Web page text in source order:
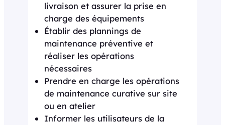
livraison et assurer la prise en
charge des équipements
Établir des plannings de
maintenance préventive et
réaliser les opérations
nécessaires
Prendre en charge les opérations
de maintenance curative sur site
ou en atelier
Informer les utilisateurs de la